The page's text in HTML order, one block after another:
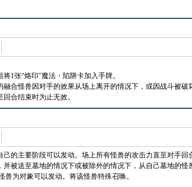
1张“烙印”魔法・陷阱卡加入手牌。
合怪兽因对手的效果从场上离开的情况下，或因战斗被破
合结束时为止无效。
主要阶段可以发动。场上所有怪兽的攻击力直至对手回
被送至墓地的情况下或被除外的情况下，从自己墓地的怪
兽为对象可以发动。将该怪兽特殊召唤。